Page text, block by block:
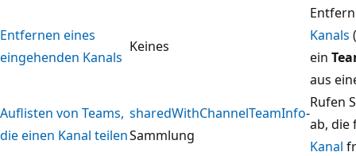
Entfernen eines
eingehenden Kanals
Keines
Kanals
ein
aus
Auflisten von Teams,
die einen Kanal teilen
sharedWithChannelTeamInfo-
Sammlung
Rufen
ab, die
Kanal